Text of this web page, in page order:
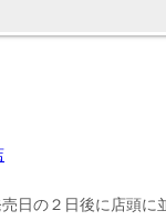
日の２日後に店頭に